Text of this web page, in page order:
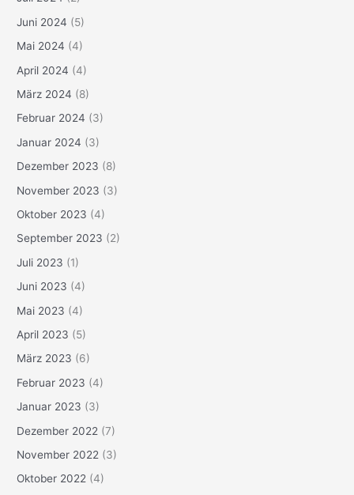
Juni 2024 (5)
Mai 2024 (4)
April 2024 (4)
März 2024 (8)
Februar 2024 (3)
Januar 2024 (3)
Dezember 2023 (8)
November 2023 (3)
Oktober 2023 (4)
September 2023 (2)
Juli 2023 (1)
Juni 2023 (4)
Mai 2023 (4)
April 2023 (5)
März 2023 (6)
Februar 2023 (4)
Januar 2023 (3)
Dezember 2022 (7)
November 2022 (3)
Oktober 2022 (4)